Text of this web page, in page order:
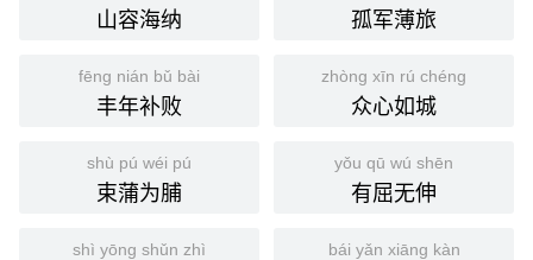
山容海纳 孤军薄旅
fēng nián bǔ bài
丰年补败
zhòng xīn rú chéng
众心如城
shù pú wéi pú
束蒲为脯
yǒu qū wú shēn
有屈无伸
shì yōng shǔn zhì bái yǎn xiāng kàn